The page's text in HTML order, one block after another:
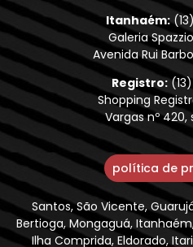
Itanhaém:
Galeria
Avenida Rui
Registro:
Shopping
Vargas nº 420,
política de
Santos, São Vicente,
Bertioga, Mongaguá,
Ilha Comprida, Eldorado,